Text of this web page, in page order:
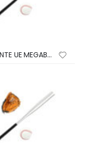
PARLANTE UE MEGABOOM 3 Logitech Ultimate Ears Sumergible/Flota Potencia 36W Bluetooth/Plug 3.5mm Alcance 45Metros Garantía 2Años-AZUL